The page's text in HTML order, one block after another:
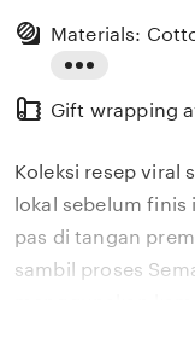
the
description
Materials:
Gift wrapping
Koleksi resep viral
lokal sebelum
pas di tangan
sambil proses
film lokal sebelum